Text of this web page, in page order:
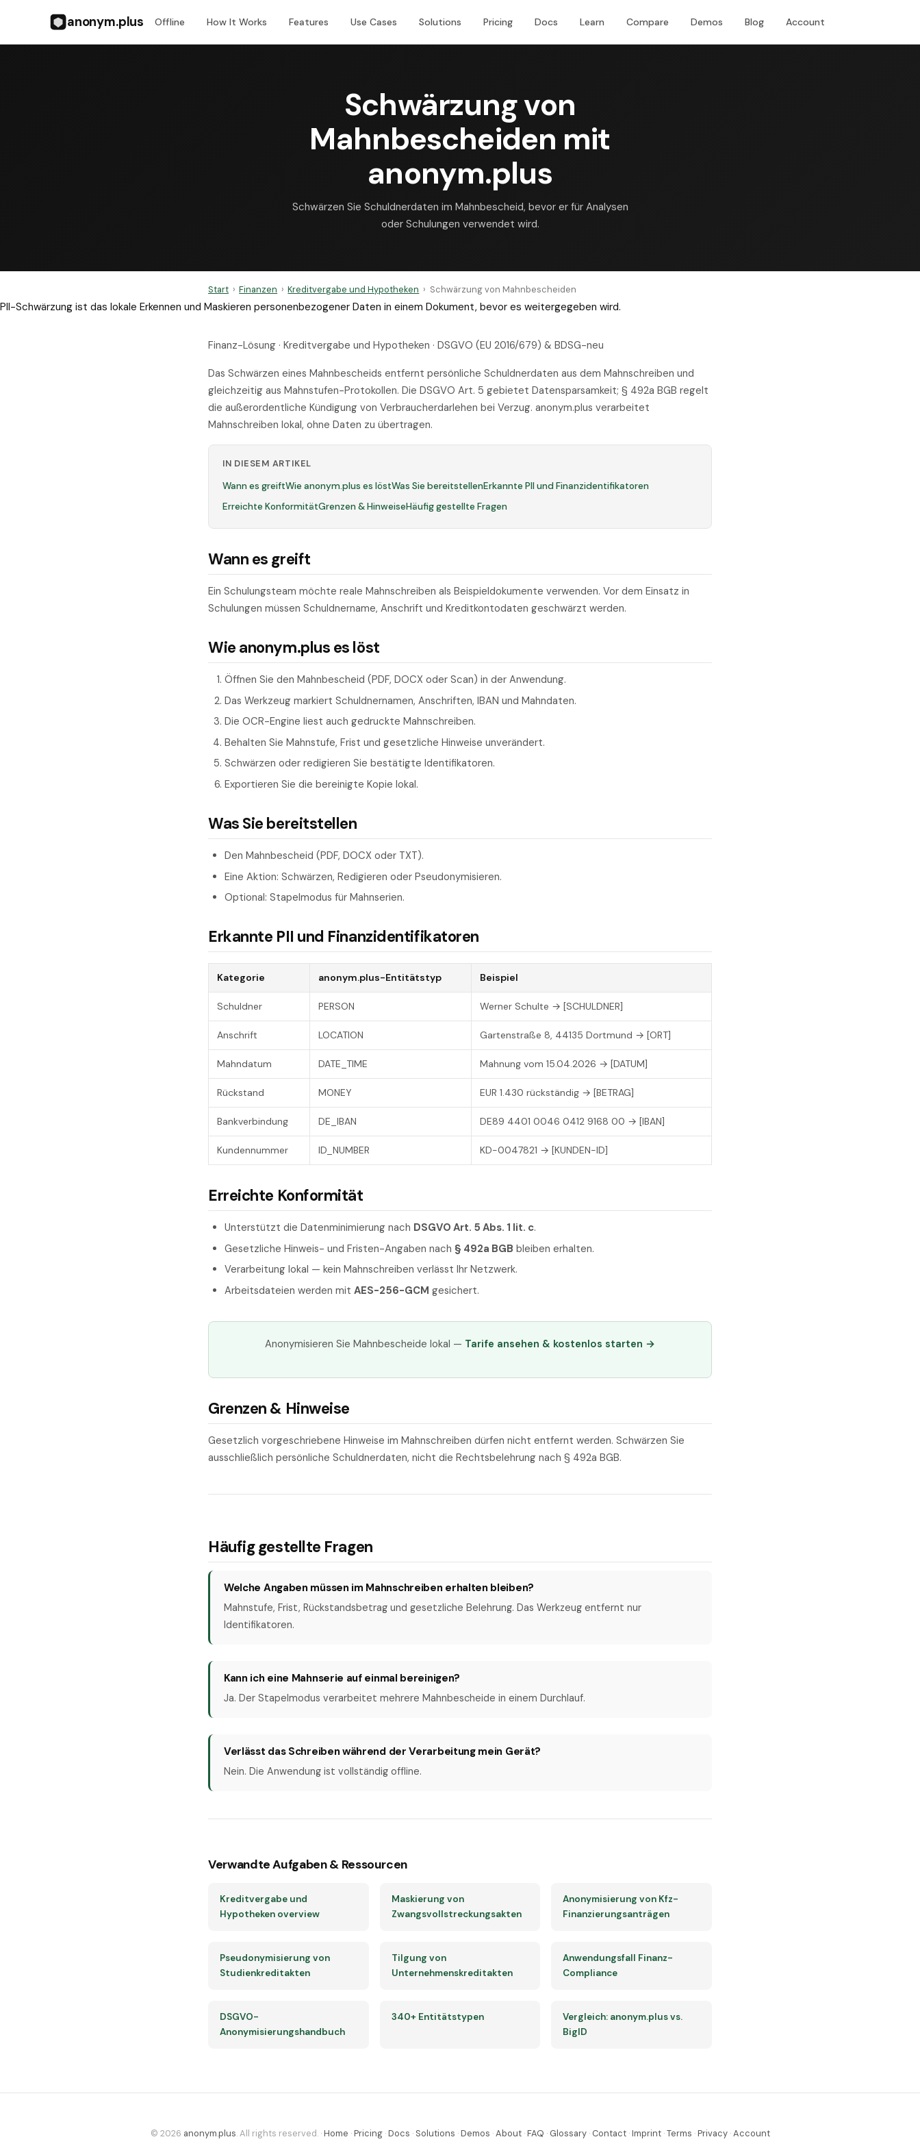
anonym.plus Offline How It Works Features Use Cases Solutions Pricing Docs Learn Compare Demos Blog Account
Schwärzung von
Mahnbescheiden mit
anonym.plus
Schwärzen Sie Schuldnerdaten im Mahnbescheid, bevor er für Analysen
oder Schulungen verwendet wird.
Start › Finanzen › Kreditvergabe und Hypotheken › Schwärzung von Mahnbescheiden
PII-Schwärzung ist das lokale Erkennen und Maskieren personenbezogener Daten in einem Dokument, bevor es weitergegeben wird.
Finanz-Lösung · Kreditvergabe und Hypotheken · DSGVO (EU 2016/679) & BDSG-neu
Das Schwärzen eines Mahnbescheids entfernt persönliche Schuldnerdaten aus dem Mahnschreiben und
gleichzeitig aus Mahnstufen-Protokollen. Die DSGVO Art. 5 gebietet Datensparsamkeit; § 492a BGB regelt
die außerordentliche Kündigung von Verbraucherdarlehen bei Verzug. anonym.plus verarbeitet
Mahnschreiben lokal, ohne Daten zu übertragen.
IN DIESEM ARTIKEL
Wann es greiftWie anonym.plus es löstWas Sie bereitstellenErkannte PII und Finanzidentifikatoren
Erreichte KonformitätGrenzen & HinweiseHäufig gestellte Fragen
Wann es greift
Ein Schulungsteam möchte reale Mahnschreiben als Beispieldokumente verwenden. Vor dem Einsatz in
Schulungen müssen Schuldnername, Anschrift und Kreditkontodaten geschwärzt werden.
Wie anonym.plus es löst
Öffnen Sie den Mahnbescheid (PDF, DOCX oder Scan) in der Anwendung.
Das Werkzeug markiert Schuldnernamen, Anschriften, IBAN und Mahndaten.
Die OCR-Engine liest auch gedruckte Mahnschreiben.
Behalten Sie Mahnstufe, Frist und gesetzliche Hinweise unverändert.
Schwärzen oder redigieren Sie bestätigte Identifikatoren.
Exportieren Sie die bereinigte Kopie lokal.
Was Sie bereitstellen
Den Mahnbescheid (PDF, DOCX oder TXT).
Eine Aktion: Schwärzen, Redigieren oder Pseudonymisieren.
Optional: Stapelmodus für Mahnserien.
Erkannte PII und Finanzidentifikatoren
Kategorie anonym.plus-Entitätstyp Beispiel
Schuldner PERSON Werner Schulte → [SCHULDNER]
Anschrift LOCATION Gartenstraße 8, 44135 Dortmund → [ORT]
Mahndatum DATE_TIME Mahnung vom 15.04.2026 → [DATUM]
Rückstand MONEY EUR 1.430 rückständig → [BETRAG]
Bankverbindung DE_IBAN DE89 4401 0046 0412 9168 00 → [IBAN]
Kundennummer ID_NUMBER KD-0047821 → [KUNDEN-ID]
Erreichte Konformität
Unterstützt die Datenminimierung nach DSGVO Art. 5 Abs. 1 lit. c.
Gesetzliche Hinweis- und Fristen-Angaben nach § 492a BGB bleiben erhalten.
Verarbeitung lokal — kein Mahnschreiben verlässt Ihr Netzwerk.
Arbeitsdateien werden mit AES-256-GCM gesichert.
Anonymisieren Sie Mahnbescheide lokal — Tarife ansehen & kostenlos starten →
Grenzen & Hinweise
Gesetzlich vorgeschriebene Hinweise im Mahnschreiben dürfen nicht entfernt werden. Schwärzen Sie
ausschließlich persönliche Schuldnerdaten, nicht die Rechtsbelehrung nach § 492a BGB.
Häufig gestellte Fragen
Welche Angaben müssen im Mahnschreiben erhalten bleiben?
Mahnstufe, Frist, Rückstandsbetrag und gesetzliche Belehrung. Das Werkzeug entfernt nur
Identifikatoren.
Kann ich eine Mahnserie auf einmal bereinigen?
Ja. Der Stapelmodus verarbeitet mehrere Mahnbescheide in einem Durchlauf.
Verlässt das Schreiben während der Verarbeitung mein Gerät?
Nein. Die Anwendung ist vollständig offline.
Verwandte Aufgaben & Ressourcen
Kreditvergabe und
Hypotheken overview
Maskierung von
Zwangsvollstreckungsakten
Anonymisierung von Kfz-
Finanzierungsanträgen
Pseudonymisierung von
Studienkreditakten
Tilgung von
Unternehmenskreditakten
Anwendungsfall Finanz-
Compliance
DSGVO-
Anonymisierungshandbuch
340+ Entitätstypen
Vergleich: anonym.plus vs.
BigID
© 2026 anonym.plus. All rights reserved. ·Home ·Pricing·Docs · Solutions ·Demos ·About·FAQ · Glossary· Contact·Imprint·Terms ·Privacy·Account